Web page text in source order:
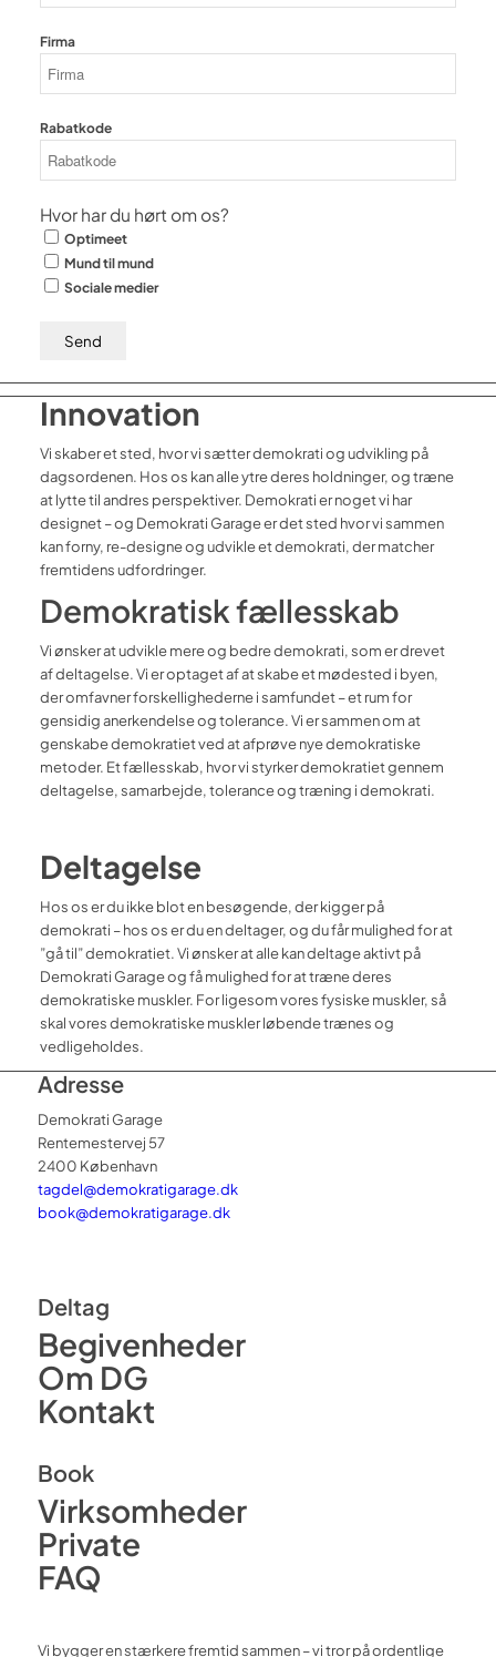
Firma
Rabatkode
Hvor har du hørt om os?
Optimeet
Mund til mund
Sociale medier
Innovation
Vi skaber et sted, hvor vi sætter demokrati og udvikling på
dagsordenen. Hos os kan alle ytre deres holdninger, og træne
at lytte til andres perspektiver. Demokrati er noget vi har
designet – og Demokrati Garage er det sted hvor vi sammen
kan forny, re-designe og udvikle et demokrati, der matcher
fremtidens udfordringer.
Demokratisk fællesskab
Vi ønsker at udvikle mere og bedre demokrati, som er drevet
af deltagelse. Vi er optaget af at skabe et mødested i byen,
der omfavner forskellighederne i samfundet – et rum for
gensidig anerkendelse og tolerance. Vi er sammen om at
genskabe demokratiet ved at afprøve nye demokratiske
metoder. Et fællesskab, hvor vi styrker demokratiet gennem
deltagelse, samarbejde, tolerance og træning i demokrati.
Deltagelse
Hos os er du ikke blot en besøgende, der kigger på
demokrati – hos os er du en deltager, og du får mulighed for at
”gå til” demokratiet. Vi ønsker at alle kan deltage aktivt på
Demokrati Garage og få mulighed for at træne deres
demokratiske muskler. For ligesom vores fysiske muskler, så
skal vores demokratiske muskler løbende trænes og
vedligeholdes.
Adresse
Demokrati Garage
Rentemestervej 57
2400 København
tagdel@demokratigarage.dk
book@demokratigarage.dk
Deltag
Begivenheder
Om DG
Kontakt
Book
Virksomheder
Private
FAQ
Vi bygger en stærkere fremtid sammen – vi tror på ordentlige